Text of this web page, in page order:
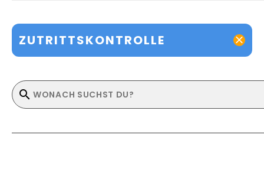
ZUTRITTSKONTROLLE